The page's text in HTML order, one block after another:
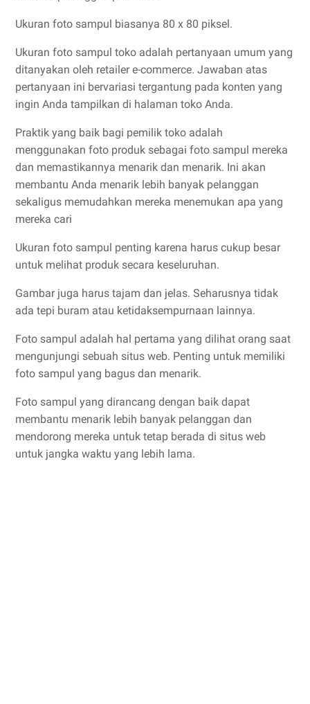
Ukuran foto sampul biasanya 80 x 80 piksel.
Ukuran foto sampul toko adalah pertanyaan umum yang
ditanyakan oleh retailer e-commerce. Jawaban atas
pertanyaan ini bervariasi tergantung pada konten yang
ingin Anda tampilkan di halaman toko Anda.
Praktik yang baik bagi pemilik toko adalah
menggunakan foto produk sebagai foto sampul mereka
dan memastikannya menarik dan menarik. Ini akan
membantu Anda menarik lebih banyak pelanggan
sekaligus memudahkan mereka menemukan apa yang
mereka cari
Ukuran foto sampul penting karena harus cukup besar
untuk melihat produk secara keseluruhan.
Gambar juga harus tajam dan jelas. Seharusnya tidak
ada tepi buram atau ketidaksempurnaan lainnya.
Foto sampul adalah hal pertama yang dilihat orang saat
mengunjungi sebuah situs web. Penting untuk memiliki
foto sampul yang bagus dan menarik.
Foto sampul yang dirancang dengan baik dapat
membantu menarik lebih banyak pelanggan dan
mendorong mereka untuk tetap berada di situs web
untuk jangka waktu yang lebih lama.